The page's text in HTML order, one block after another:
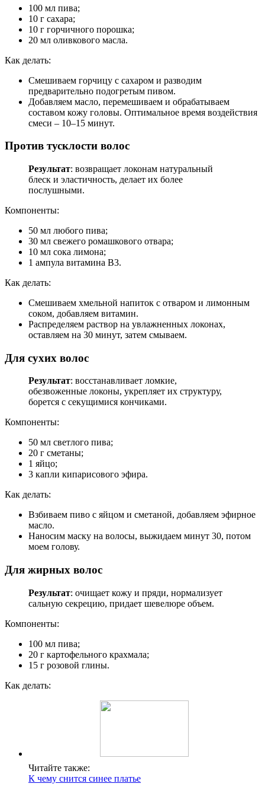
100 мл пива;
10 г сахара;
10 г горчичного порошка;
20 мл оливкового масла.
Как делать:
Смешиваем горчицу с сахаром и разводим
предварительно подогретым пивом.
Добавляем масло, перемешиваем и обрабатываем
составом кожу головы. Оптимальное время воздействия
смеси – 10–15 минут.
Против тусклости волос
Результат: возвращает локонам натуральный
блеск и эластичность, делает их более
послушными.
Компоненты:
50 мл любого пива;
30 мл свежего ромашкового отвара;
10 мл сока лимона;
1 ампула витамина В3.
Как делать:
Смешиваем хмельной напиток с отваром и лимонным
соком, добавляем витамин.
Распределяем раствор на увлажненных локонах,
оставляем на 30 минут, затем смываем.
Для сухих волос
Результат: восстанавливает ломкие,
обезвоженные локоны, укрепляет их структуру,
борется с секущимися кончиками.
Компоненты:
50 мл светлого пива;
20 г сметаны;
1 яйцо;
3 капли кипарисового эфира.
Как делать:
Взбиваем пиво с яйцом и сметаной, добавляем эфирное
масло.
Наносим маску на волосы, выжидаем минут 30, потом
моем голову.
Для жирных волос
Результат: очищает кожу и пряди, нормализует
сальную секрецию, придает шевелюре объем.
Компоненты:
100 мл пива;
20 г картофельного крахмала;
15 г розовой глины.
Как делать:
Читайте также:
К чему снится синее платье